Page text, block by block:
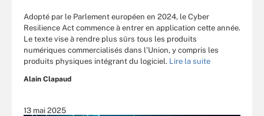
Adopté par le Parlement européen en 2024, le Cyber
Resilience Act commence à entrer en application cette année.
Le texte vise à rendre plus sûrs tous les produits
numériques commercialisés dans l’Union, y compris les
produits physiques intégrant du logiciel. Lire la suite
Alain Clapaud
13 mai 2025